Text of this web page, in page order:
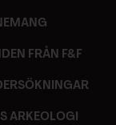
FRÅN F&F
ARKEOLOGI